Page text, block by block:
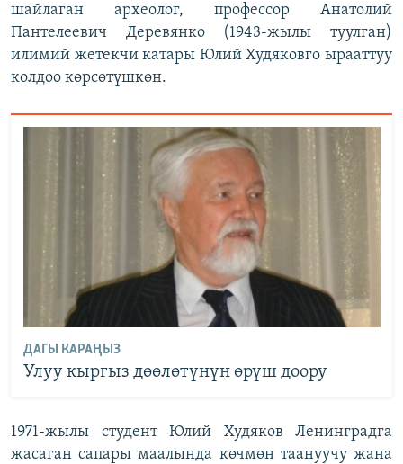
шайлаган археолог, профессор Анатолий
Пантелеевич Деревянко (1943-жылы туулган)
илимий жетекчи катары Юлий Худяковго ырааттуу
колдоо көрсөтүшкөн.
ДАГЫ КАРАҢЫЗ
Улуу кыргыз дөөлөтүнүн өрүш доору
1971-жылы студент Юлий Худяков Ленинградга
жасаган сапары маалында көчмөн таануучу жана